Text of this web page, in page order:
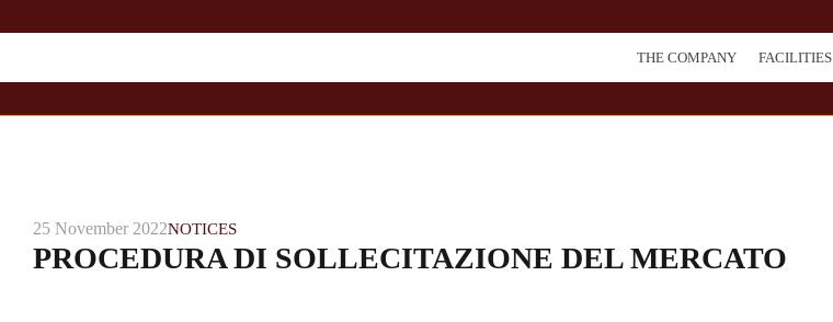
THE COMPANY FACILITIES
25 November 2022NOTICES
PROCEDURA DI SOLLECITAZIONE DEL MERCATO